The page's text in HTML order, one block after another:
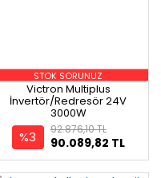
STOK SORUNUZ
Victron Multiplus
İnvertör/Redresör 24V
3000W
%3 90.089,82 TL
92.876,10 TL